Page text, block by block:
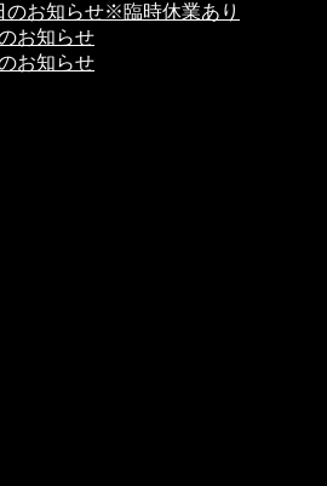
のお知らせ※臨時休業あり
お知らせ
お知らせ